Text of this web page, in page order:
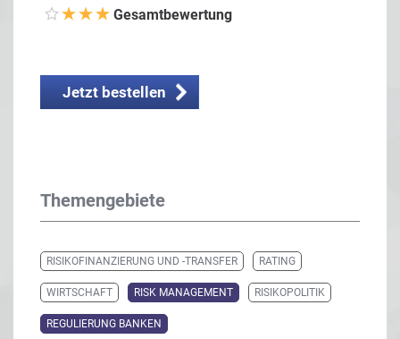
Gesamtbewertung
Jetzt bestellen
Themengebiete
RISIKOFINANZIERUNG UND -TRANSFER RATING
WIRTSCHAFT RISK MANAGEMENT RISIKOPOLITIK
REGULIERUNG BANKEN